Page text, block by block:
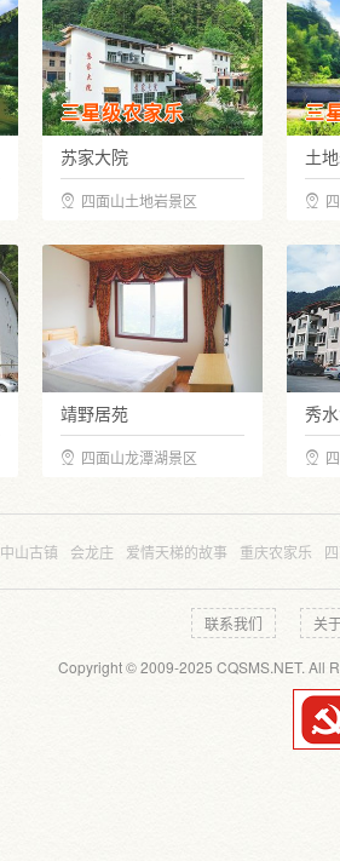
三星级农家乐
苏家大院
四面山土地岩景区
三
土
靖野居苑
四面山龙潭湖景区
秀
中山古镇 会龙庄 爱情天梯的故事 重庆农家乐
联系我们 关
Copyright © 2009-2025 CQSMS.NET. All